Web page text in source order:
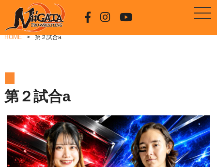
HOME 第２試合a
第２試合a